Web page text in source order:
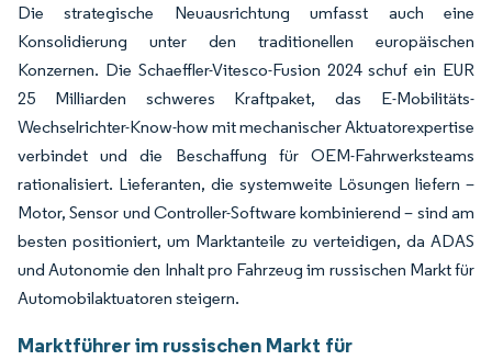
Die strategische Neuausrichtung umfasst auch eine
Konsolidierung unter den traditionellen europäischen
Konzernen. Die Schaeffler-Vitesco-Fusion 2024 schuf ein EUR
25 Milliarden schweres Kraftpaket, das E-Mobilitäts-
Wechselrichter-Know-how mit mechanischer Aktuatorexpertise
verbindet und die Beschaffung für OEM-Fahrwerksteams
rationalisiert. Lieferanten, die systemweite Lösungen liefern –
Motor, Sensor und Controller-Software kombinierend – sind am
besten positioniert, um Marktanteile zu verteidigen, da ADAS
und Autonomie den Inhalt pro Fahrzeug im russischen Markt für
Automobilaktuatoren steigern.
Marktführer im russischen Markt für